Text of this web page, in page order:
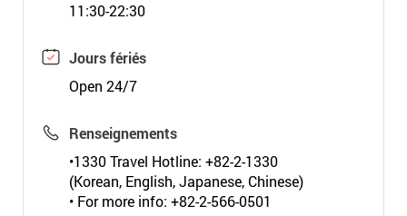
11:30-22:30
Jours fériés
Open 24/7
Renseignements
•1330 Travel Hotline: +82-2-1330
(Korean, English, Japanese, Chinese)
• For more info: +82-2-566-0501